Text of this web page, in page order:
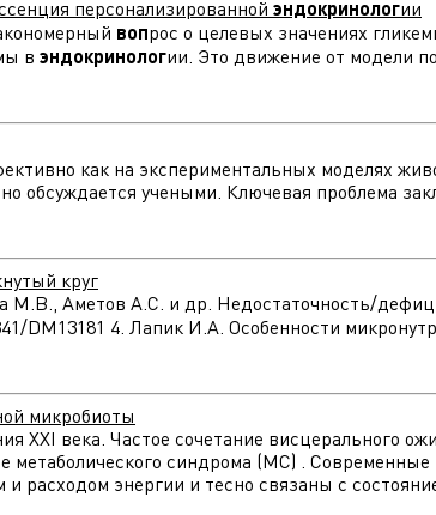
персонализированной эндокринологии
вопрос о целевых значениях
в эндокринологии. Это движение от модели
как на экспериментальных моделях
обсуждается учеными. Ключевая проблема
круг
Аметов А.С. и др. Недостаточность/
DM13181 4. Лапик И.А. Особенности
микробиоты
XXI века. Частое сочетание висцерального
метаболического синдрома (МС) .
расходом энергии и тесно связаны с